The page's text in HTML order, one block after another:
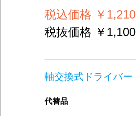
税込価格 ￥1,210
税抜価格 ￥1,100
軸交換式ドライバー
代替品